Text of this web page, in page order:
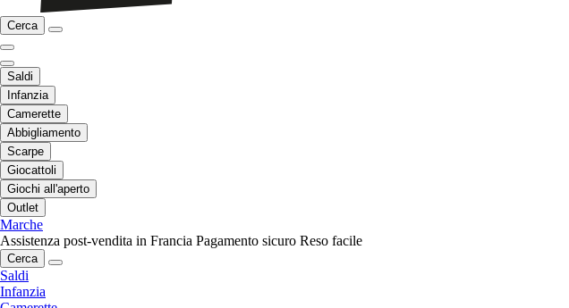
Cerca
Saldi
Infanzia
Camerette
Abbigliamento
Scarpe
Giocattoli
Giochi all'aperto
Outlet
Marche
Assistenza post-vendita in Francia Pagamento sicuro Reso facile
Cerca
Saldi
Infanzia